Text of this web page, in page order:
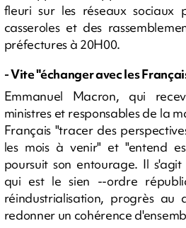
fleuri sur les réseaux sociaux
casseroles et des
préfectures à 20H00.
- Vite "échanger avec les
Emmanuel Macron, qui
ministres et responsables de la
Français "tracer des
les mois à venir" et "entend
poursuit son entourage. Il
qui est le sien --ordre
réindustrialisation, progrès au
redonner un cohérence